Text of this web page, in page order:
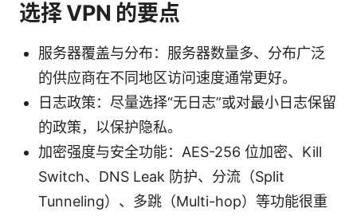
选择 VPN 的要点
服务器覆盖与分布：服务器数量多、分布广泛
的供应商在不同地区访问速度通常更好。
日志政策：尽量选择“无日志”或对最小日志保留
的政策，以保护隐私。
加密强度与安全功能：AES-256 位加密、Kill
Switch、DNS Leak 防护、分流（Split
Tunneling）、多跳（Multi-hop）等功能很重